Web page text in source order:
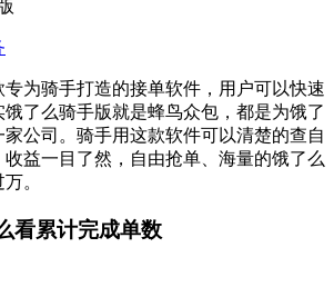
为骑手打造的接单软件，用户可以快速
了么骑手版就是蜂鸟众包，都是为饿了
公司。骑手用这款软件可以清楚的查自
益一目了然，自由抢单、海量的饿了么
。
看累计完成单数